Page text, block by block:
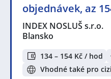
objednávek, az
INDEX NOSLUŠ s.r.o.
Blansko
134 – 154 Kč / hod
Vhodné také pro